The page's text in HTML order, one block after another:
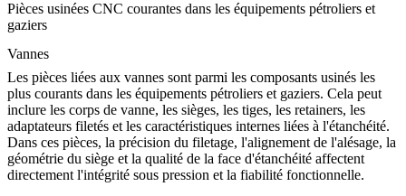
Pièces usinées CNC courantes dans les équipements pétroliers et
gaziers
Vannes
Les pièces liées aux vannes sont parmi les composants usinés les
plus courants dans les équipements pétroliers et gaziers. Cela peut
inclure les corps de vanne, les sièges, les tiges, les retainers, les
adaptateurs filetés et les caractéristiques internes liées à l'étanchéité.
Dans ces pièces, la précision du filetage, l'alignement de l'alésage, la
géométrie du siège et la qualité de la face d'étanchéité affectent
directement l'intégrité sous pression et la fiabilité fonctionnelle.